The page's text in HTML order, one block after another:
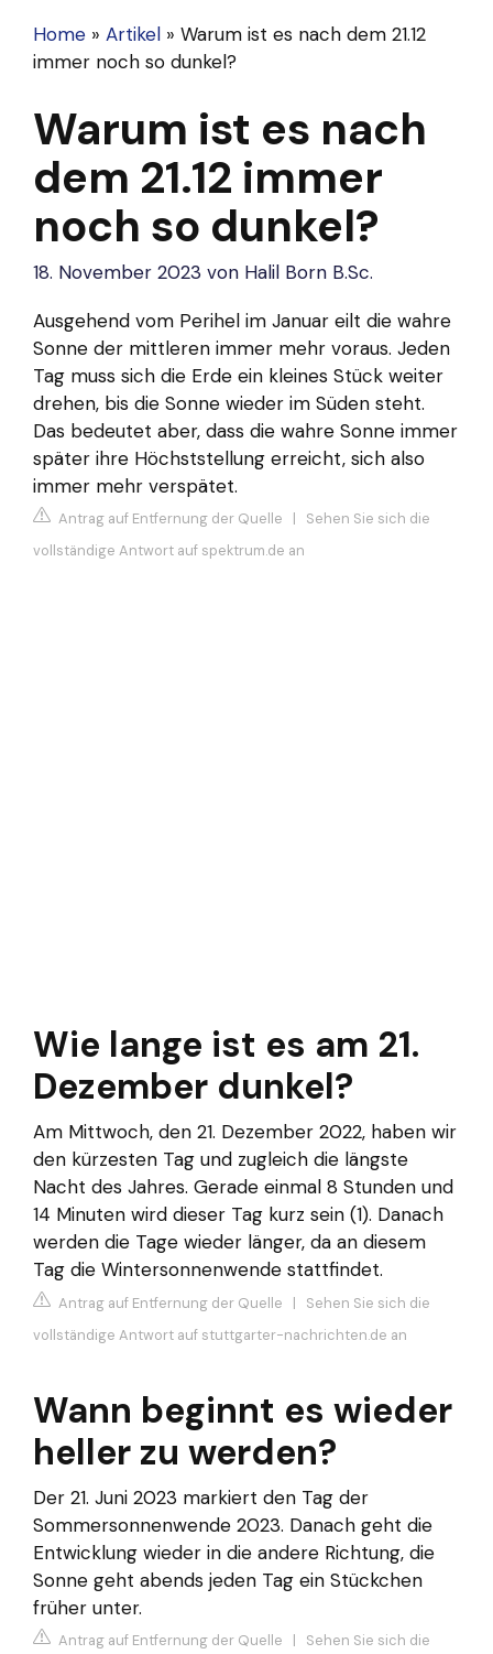
Home » Artikel » Warum ist es nach dem 21.12
immer noch so dunkel?
Warum ist es nach
dem 21.12 immer
noch so dunkel?
18. November 2023 von Halil Born B.Sc.
Ausgehend vom Perihel im Januar eilt die wahre
Sonne der mittleren immer mehr voraus. Jeden
Tag muss sich die Erde ein kleines Stück weiter
drehen, bis die Sonne wieder im Süden steht.
Das bedeutet aber, dass die wahre Sonne immer
später ihre Höchststellung erreicht, sich also
immer mehr verspätet.
Antrag auf Entfernung der Quelle | Sehen Sie sich die
vollständige Antwort auf spektrum.de an
Wie lange ist es am 21.
Dezember dunkel?
Am Mittwoch, den 21. Dezember 2022, haben wir
den kürzesten Tag und zugleich die längste
Nacht des Jahres. Gerade einmal 8 Stunden und
14 Minuten wird dieser Tag kurz sein (1). Danach
werden die Tage wieder länger, da an diesem
Tag die Wintersonnenwende stattfindet.
Antrag auf Entfernung der Quelle | Sehen Sie sich die
vollständige Antwort auf stuttgarter-nachrichten.de an
Wann beginnt es wieder
heller zu werden?
Der 21. Juni 2023 markiert den Tag der
Sommersonnenwende 2023. Danach geht die
Entwicklung wieder in die andere Richtung, die
Sonne geht abends jeden Tag ein Stückchen
früher unter.
Antrag auf Entfernung der Quelle | Sehen Sie sich die